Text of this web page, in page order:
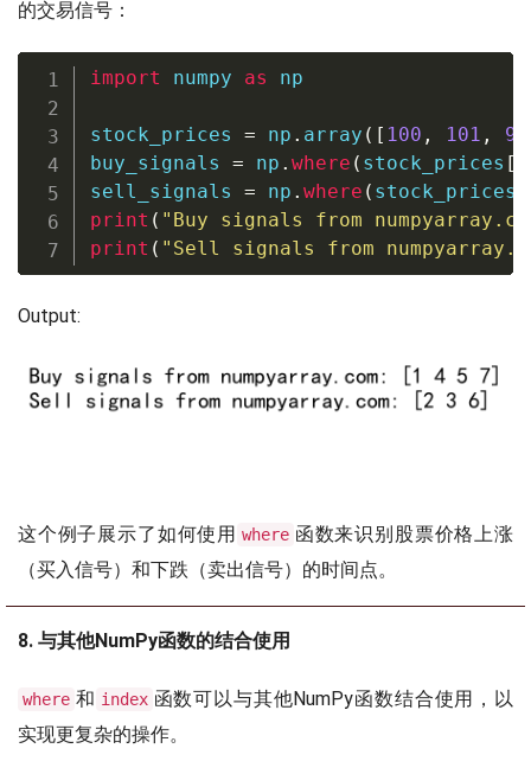
的交易信号：
import numpy as np
stock_prices = np . array ( [ 100 , 101 , 99
buy_signals = np . where ( stock_prices [
sell_signals = np . where ( stock_prices
print ( "Buy signals from
print ( "Sell signals from
Output:
这个例子展示了如何使用 where 函数来识别股票价格上涨
（买入信号）和下跌（卖出信号）的时间点。
8. 与其他NumPy函数的结合使用
where 和 index 函数可以与其他NumPy函数结合使用，以
实现更复杂的操作。